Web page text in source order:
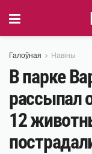
Галоўная Навіны
В парке
рассыпал
12